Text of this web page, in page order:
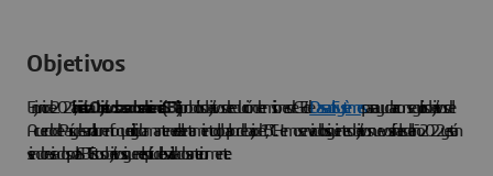
Objetivos
En junio de 2021, lainiciativa Objetivos basados en la ciencia (SBTi)aprobó los objetivos de reducción de emisiones de GEI deDassault Systèmespara ayudar a conseguir los objetivos del
Acuerdo de París y desarrollar un enfoque dirigido a mantener el calentamiento global por debajo de 1,5 °C. Hemos enviado los siguientes objetivos nuevos a finales del año 2022 y están
siendo revisados por la SBTi. Estos objetivos siguen el espíritu de los validados anteriormente: